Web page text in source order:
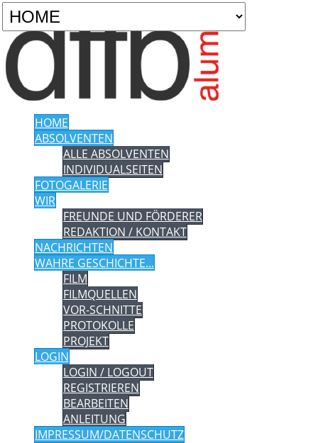
HOME
ABSOLVENTEN
ALLE ABSOLVENTEN
INDIVIDUALSEITEN
FOTOGALERIE
WIR
FREUNDE UND FÖRDERER
REDAKTION / KONTAKT
NACHRICHTEN
WAHRE GESCHICHTE...
FILM
FILMQUELLEN
VOR-SCHNITTE
PROTOKOLLE
PROJEKT
LOGIN
LOGIN / LOGOUT
REGISTRIEREN
BEARBEITEN
ANLEITUNG
IMPRESSUM/DATENSCHUTZ